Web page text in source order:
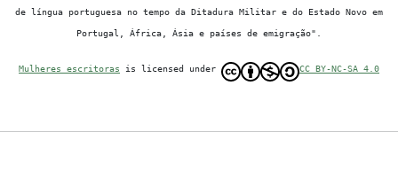
de língua portuguesa no tempo da Ditadura Militar e do Estado Novo em
Portugal, África, Ásia e países de emigração".
Mulheres escritoras is licensed under CC BY-NC-SA 4.0